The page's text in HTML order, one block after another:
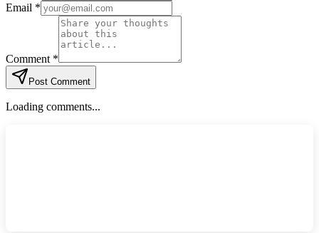
Email *
Comment *
Post Comment
Loading comments...